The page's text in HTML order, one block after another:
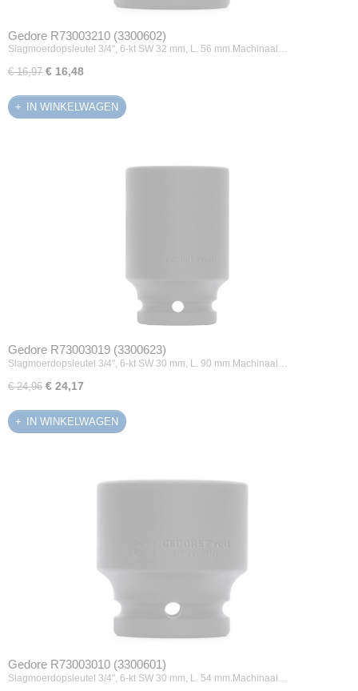
Gedore R73003210 (3300602)
Slagmoerdopsleutel 3/4", 6-kt SW 32 mm, L. 56 mm.Machinaal…
€ 16,97 € 16,48
IN WINKELWAGEN
Gedore R73003019 (3300623)
Slagmoerdopsleutel 3/4", 6-kt SW 30 mm, L. 90 mm.Machinaal…
€ 24,96 € 24,17
IN WINKELWAGEN
Gedore R73003010 (3300601)
Slagmoerdopsleutel 3/4", 6-kt SW 30 mm, L. 54 mm.Machinaal…